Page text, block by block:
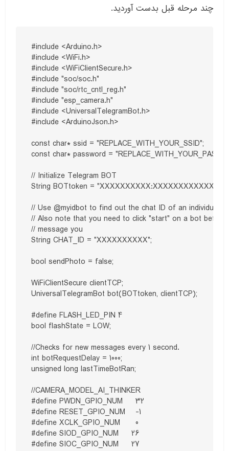
چند مرحله قبل بدست آوردید.
#include <Arduino.h>
#include <WiFi.h>
#include <WiFiClientSecure.h>
#include "soc/soc.h"
#include "soc/rtc_cntl_reg.h"
#include "esp_camera.h"
#include <UniversalTelegramBot.h>
#include <ArduinoJson.h>
const char* ssid = "REPLACE_WITH_YOUR_SSID";
const char* password =
// Initialize Telegram BOT
String BOTtoken =
// Use @myidbot to find out the chat ID of an individual
// Also note that you need to click "start" on a bot before
// message you
String CHAT_ID = "XXXXXXXXXX";
bool sendPhoto = false;
WiFiClientSecure clientTCP;
UniversalTelegramBot bot(BOTtoken, clientTCP);
#define FLASH_LED_PIN 4
bool flashState = LOW;
//Checks for new messages every 1 second.
int botRequestDelay = 1000;
unsigned long lastTimeBotRan;
//CAMERA_MODEL_AI_THINKER
#define PWDN_GPIO_NUM     32
#define RESET_GPIO_NUM    -1
#define XCLK_GPIO_NUM      0
#define SIOD_GPIO_NUM     26
#define SIOC_GPIO_NUM     27